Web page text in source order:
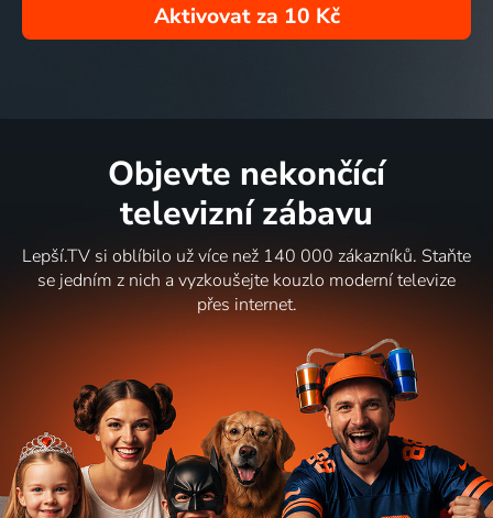
Aktivovat za 10 Kč
Objevte nekončící
televizní zábavu
Lepší.TV si oblíbilo už více než 140 000 zákazníků. Staňte
se jedním z nich a vyzkoušejte kouzlo moderní televize
přes internet.